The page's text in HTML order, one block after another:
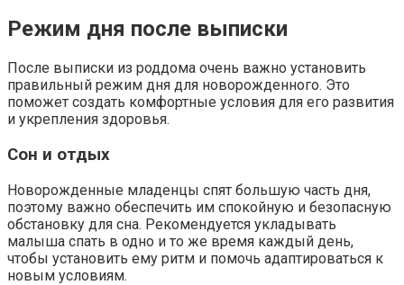
Режим дня после выписки
После выписки из роддома очень важно установить
правильный режим дня для новорожденного. Это
поможет создать комфортные условия для его развития
и укрепления здоровья.
Сон и отдых
Новорожденные младенцы спят большую часть дня,
поэтому важно обеспечить им спокойную и безопасную
обстановку для сна. Рекомендуется укладывать
малыша спать в одно и то же время каждый день,
чтобы установить ему ритм и помочь адаптироваться к
новым условиям.